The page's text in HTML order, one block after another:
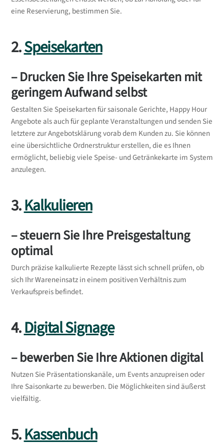
eine Reservierung, bestimmen Sie.
2.Speisekarten
– Drucken Sie Ihre Speisekarten mit
geringem Aufwand selbst
Gestalten Sie Speisekarten für saisonale Gerichte, Happy Hour
Angebote als auch für geplante Veranstaltungen und senden Sie
letztere zur Angebotsklärung vorab dem Kunden zu. Sie können
eine übersichtliche Ordnerstruktur erstellen, die es Ihnen
ermöglicht, beliebig viele Speise- und Getränkekarte im System
anzulegen.
3.Kalkulieren
– steuern Sie Ihre Preisgestaltung
optimal
Durch präzise kalkulierte Rezepte lässt sich schnell prüfen, ob
sich Ihr Wareneinsatz in einem positiven Verhältnis zum
Verkaufspreis befindet.
4.Digital Signage
– bewerben Sie Ihre Aktionen digital
Nutzen Sie Präsentationskanäle, um Events anzupreisen oder
Ihre Saisonkarte zu bewerben. Die Möglichkeiten sind äußerst
vielfältig.
5.Kassenbuch